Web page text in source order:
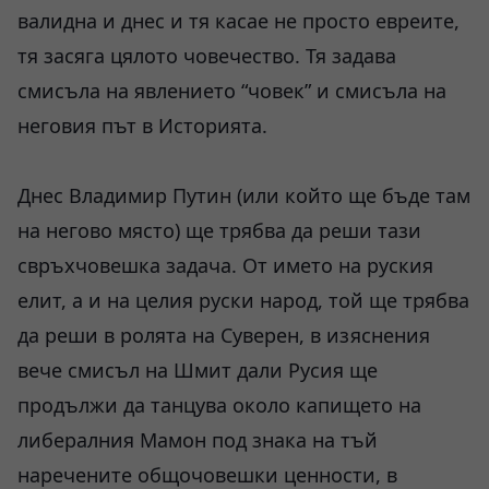
валидна и днес и тя касае не просто евреите,
тя засяга цялото човечество. Тя задава
смисъла на явлението “човек” и смисъла на
неговия път в Историята.
Днес Владимир Путин (или който ще бъде там
на негово място) ще трябва да реши тази
свръхчовешка задача. От името на руския
елит, а и на целия руски народ, той ще трябва
да реши в ролята на Суверен, в изяснения
вече смисъл на Шмит дали Русия ще
продължи да танцува около капището на
либералния Мамон под знака на тъй
наречените общочовешки ценности, в